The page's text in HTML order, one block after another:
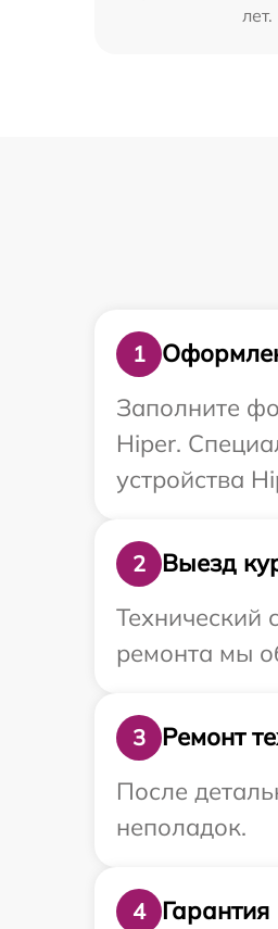
лет.
1
Заполните
Hiper.
устройства
2
Выезд
Технический
ремонта мы
3
Ремонт
После
неполадок.
4
Гарантия